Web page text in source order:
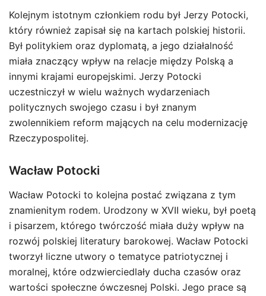
Kolejnym istotnym członkiem rodu był Jerzy Potocki,
który również zapisał się na kartach polskiej historii.
Był politykiem oraz dyplomatą, a jego działalność
miała znaczący wpływ na relacje między Polską a
innymi krajami europejskimi. Jerzy Potocki
uczestniczył w wielu ważnych wydarzeniach
politycznych swojego czasu i był znanym
zwolennikiem reform mających na celu modernizację
Rzeczypospolitej.
Wacław Potocki
Wacław Potocki to kolejna postać związana z tym
znamienitym rodem. Urodzony w XVII wieku, był poetą
i pisarzem, którego twórczość miała duży wpływ na
rozwój polskiej literatury barokowej. Wacław Potocki
tworzył liczne utwory o tematyce patriotycznej i
moralnej, które odzwierciedlały ducha czasów oraz
wartości społeczne ówczesnej Polski. Jego prace są